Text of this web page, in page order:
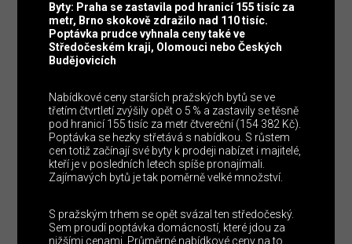
Byty: Praha se zastavila pod hranicí 155 tisíc za
metr, Brno skokově zdražilo nad 110 tisíc.
Poptávka prudce vyhnala ceny také ve
Středočeském kraji, Olomouci nebo Českých
Budějovicích
Nabídkové ceny starších pražských bytů se ve
třetím čtvrtletí zvýšily opět o 5 % a zastavily se těsně
pod hranicí 155 tisíc za metr čtvereční (154 382 Kč).
Poptávka se hezky střetává s nabídkou. S růstem
cen totiž začínají své byty k prodeji nabízet i majitelé,
kteří je v posledních letech spíše pronajímali.
Zajímavých bytů je tak poměrně velké množství.
S pražským trhem se opět svázal ten středočeský.
Sem proudí poptávka domácností, které jdou za
nižšími cenami. Průměrné nabídkové ceny na to